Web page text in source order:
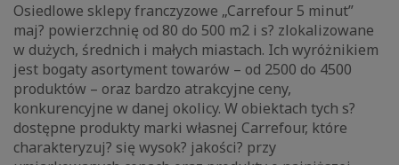
Osiedlowe sklepy franczyzowe „Carrefour 5 minut”
maj? powierzchnię od 80 do 500 m2 i s? zlokalizowane
w dużych, średnich i małych miastach. Ich wyróżnikiem
jest bogaty asortyment towarów – od 2500 do 4500
produktów – oraz bardzo atrakcyjne ceny,
konkurencyjne w danej okolicy. W obiektach tych s?
dostępne produkty marki własnej Carrefour, które
charakteryzuj? się wysok? jakości? przy